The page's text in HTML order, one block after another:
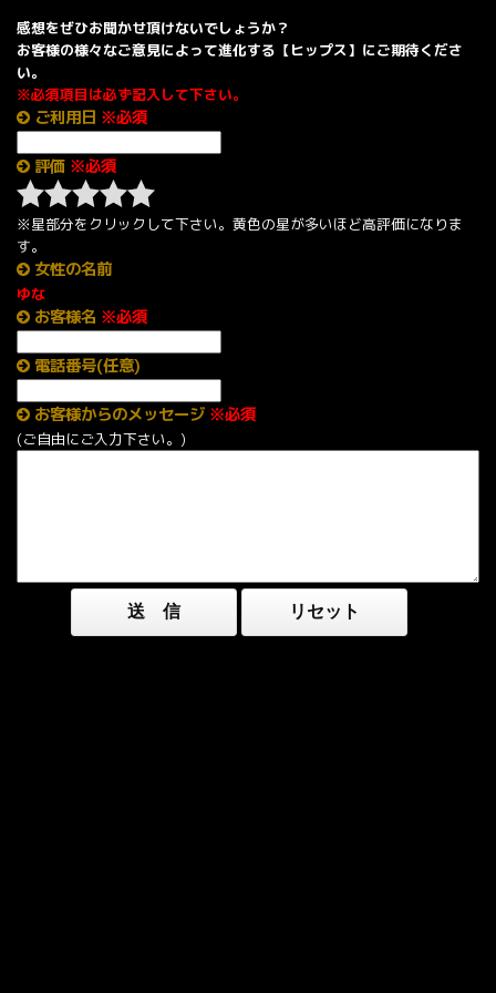
感想をぜひお聞かせ頂けないでしょうか？
お客様の様々なご意見によって進化する【ヒップス】にご期待くださ
い。
※必須項目は必ず記入して下さい。
ご利用日 ※必須
評価 ※必須
※星部分をクリックして下さい。黄色の星が多いほど高評価になりま
す。
女性の名前
ゆな
お客様名 ※必須
電話番号(任意)
お客様からのメッセージ ※必須
(ご自由にご入力下さい。)